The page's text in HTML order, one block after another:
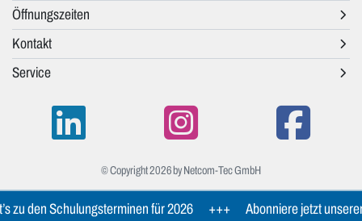
Öffnungszeiten
Kontakt
Service
© Copyright 2026 by Netcom-Tec GmbH
zu den Schulungsterminen für 2026 +++ Abonniere jetzt